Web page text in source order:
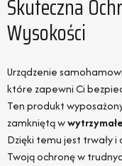
Skuteczna
Wysokości
Urządzenie
które zapewni Ci
Ten produkt
zamkniętą w
Dzięki temu jest trwały i
Twoją ochronę w